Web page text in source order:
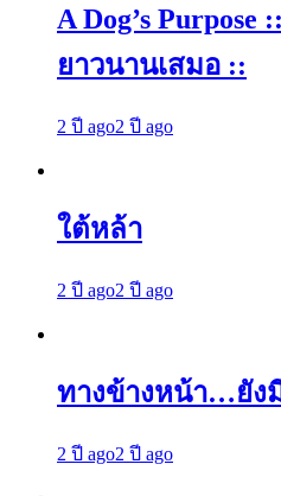
A Dog’s
ยาวนานเสมอ ::
2 ปี ago2 ปี ago
ใต้หล้า
2 ปี ago2 ปี ago
ทางข้างหน้า…ยัง
2 ปี ago2 ปี ago